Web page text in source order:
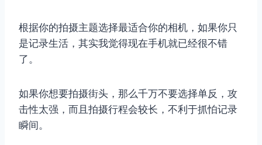
根据你的拍摄主题选择最适合你的相机，如果你只
是记录生活，其实我觉得现在手机就已经很不错
了。
如果你想要拍摄街头，那么千万不要选择单反，攻
击性太强，而且拍摄行程会较长，不利于抓怕记录
瞬间。